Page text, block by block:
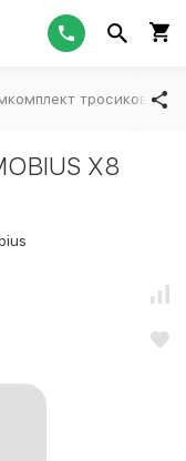
тросиков
X8